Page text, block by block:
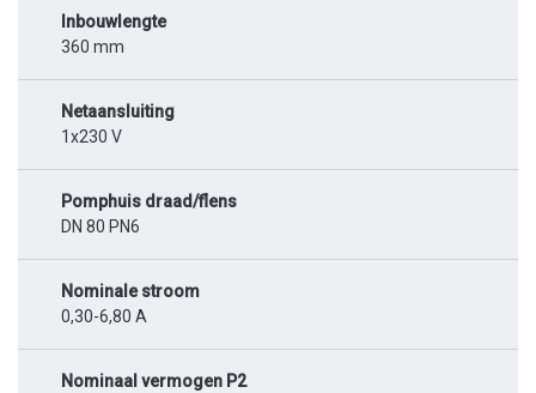
Inbouwlengte
360 mm
Netaansluiting
1x230 V
Pomphuis draad/flens
DN 80 PN6
Nominale stroom
0,30-6,80 A
Nominaal vermogen P2